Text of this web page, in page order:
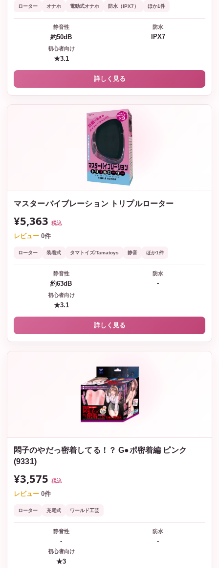
ローター オナホ 電動式オナホ 防水（IPX7） ほか1件
静音性
約50dB
防水
IPX7
初心者向け
★3.1
詳しく見る
マスターバイブレーション トリプルローター
¥5,363 税込
レビュー 0件
ローター 装着式 タマトイズ/Tamatoys 静音 ほか1件
静音性
約63dB
防水
-
初心者向け
★3.1
詳しく見る
悶子のやだっ密着してる！？ G●ポ密着編 ピンク
(9331)
¥3,575 税込
レビュー 0件
ローター 充電式 ワールド工芸
静音性
-
防水
-
初心者向け
★3